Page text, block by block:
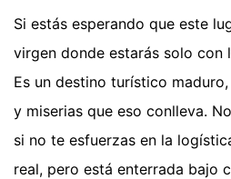
Si estás esperando que este
virgen donde estarás solo con
Es un destino turístico
y miserias que eso conlleva.
si no te esfuerzas en la
real, pero está enterrada bajo